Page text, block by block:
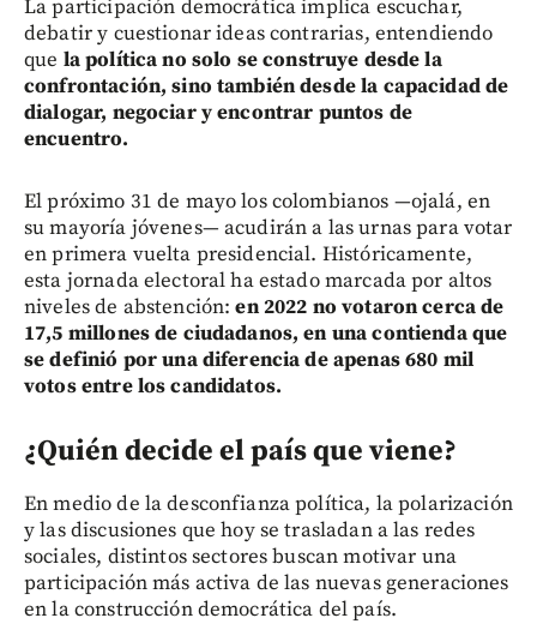
La participación democrática implica escuchar,
debatir y cuestionar ideas contrarias, entendiendo
que la política no solo se construye desde la
confrontación, sino también desde la capacidad de
dialogar, negociar y encontrar puntos de
encuentro.
El próximo 31 de mayo los colombianos —ojalá, en
su mayoría jóvenes— acudirán a las urnas para votar
en primera vuelta presidencial. Históricamente,
esta jornada electoral ha estado marcada por altos
niveles de abstención:en 2022 no votaron cerca de
17,5 millones de ciudadanos, en una contienda que
se definió por una diferencia de apenas 680 mil
votos entre los candidatos.
¿Quién decide el país que viene?
En medio de la desconfianza política, la polarización
y las discusiones que hoy se trasladan a las redes
sociales, distintos sectores buscan motivar una
participación más activa de las nuevas generaciones
en la construcción democrática del país.